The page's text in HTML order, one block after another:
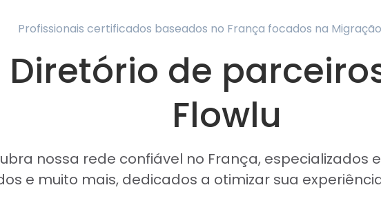
Profissionais certificados baseados no França focados na
Diretório de
Flowlu
nossa rede confiável no França, especializados
e muito mais, dedicados a otimizar sua